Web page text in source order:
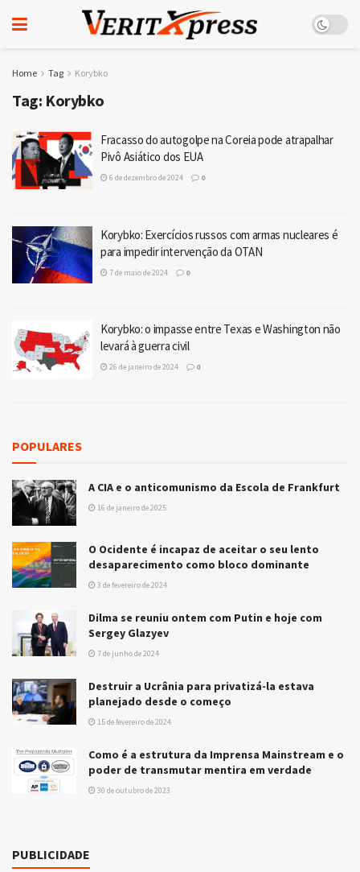
Home Tag Korybko
Tag: Korybko
Fracasso do autogolpe na Coreia pode atrapalhar
Pivô Asiático dos EUA
6 de dezembro de 2024 0
Korybko: Exercícios russos com armas nucleares é
para impedir intervenção da OTAN
7 de maio de 2024 0
Korybko: o impasse entre Texas e Washington não
levará à guerra civil
26 de janeiro de 2024 0
POPULARES
A CIA e o anticomunismo da Escola de Frankfurt
16 de janeiro de 2025
O Ocidente é incapaz de aceitar o seu lento
desaparecimento como bloco dominante
3 de fevereiro de 2024
Dilma se reuniu ontem com Putin e hoje com
Sergey Glazyev
7 de junho de 2024
Destruir a Ucrânia para privatizá-la estava
planejado desde o começo
15 de fevereiro de 2024
Como é a estrutura da Imprensa Mainstream e o
poder de transmutar mentira em verdade
30 de outubro de 2023
PUBLICIDADE